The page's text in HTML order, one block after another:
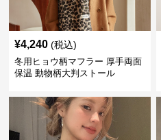
¥4,240 (税込)
冬用ヒョウ柄マフラー 厚手両面
保温 動物柄大判ストール